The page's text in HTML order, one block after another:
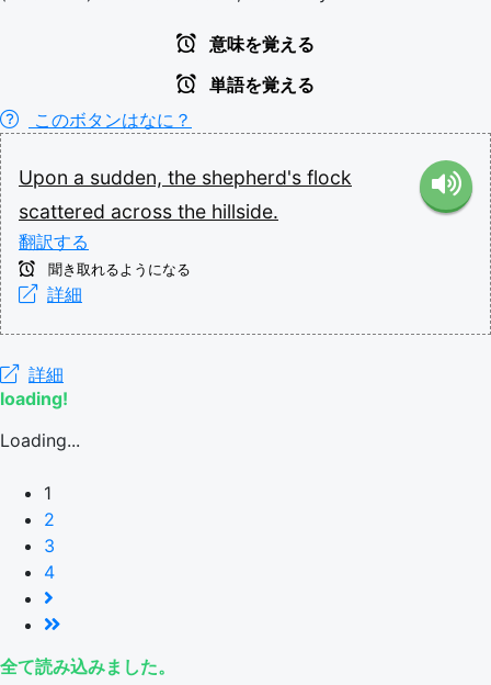
意味を覚える
単語を覚える
このボタンはなに？
Upon a sudden, the shepherd's flock
scattered across the hillside.
翻訳する
聞き取れるようになる
詳細
詳細
loading!
Loading...
1
2
3
4
全て読み込みました。